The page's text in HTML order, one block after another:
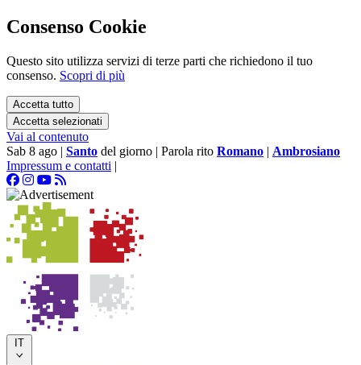
Consenso Cookie
Questo sito utilizza servizi di terze parti che richiedono il tuo
consenso. Scopri di più
Accetta tutto
Accetta selezionati
Vai al contenuto
Sab 8 ago | Santo del giorno | Parola rito Romano | Ambrosiano
Impressum e contatti |
IT